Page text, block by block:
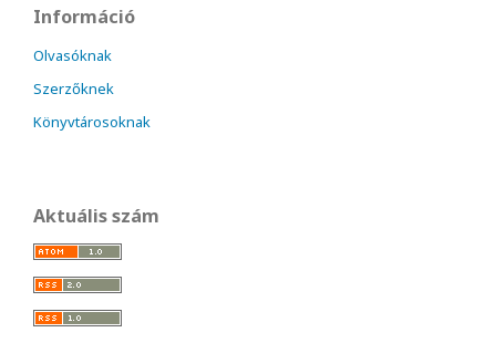
Információ
Olvasóknak
Szerzőknek
Könyvtárosoknak
Aktuális szám